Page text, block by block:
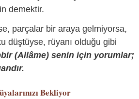
demektir.
parçalar bir araya gelmiyorsa,
düştüyse, rüyanı olduğu gibi
(Allâme) senin için yorumlar;
Bekliyor